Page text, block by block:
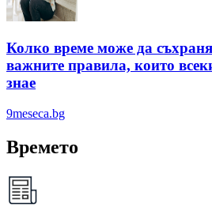
Колко време може да
важните правила, които
знае
9meseca.bg
Времето